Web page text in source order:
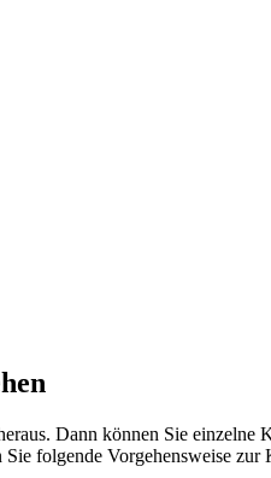
Dann können Sie einzelne
folgende Vorgehensweise zur